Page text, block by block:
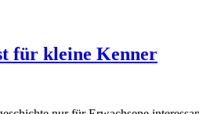
für kleine Kenner